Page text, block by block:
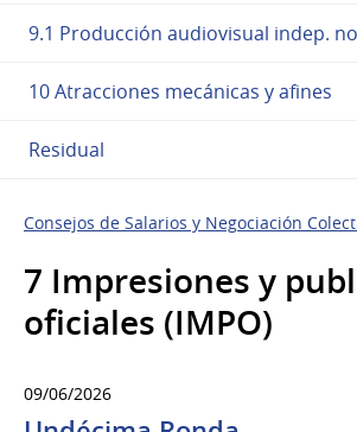
9.1 Producción audiovisual indep.
10 Atracciones mecánicas y afines
Residual
Consejos de Salarios y Negociación
7 Impresiones y
oficiales (IMPO)
09/06/2026